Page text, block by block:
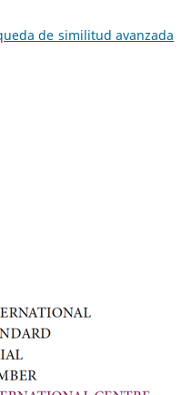
de similitud avanzada